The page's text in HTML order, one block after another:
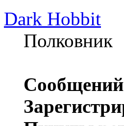
Dark Hobbit
Полковник